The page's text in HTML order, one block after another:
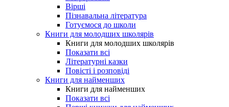
Вірші
Пізнавальна література
Готуємося до школи
Книги для молодших школярів
Книги для молодших школярів
Показати всі
Літературні казки
Повісті і розповіді
Книги для найменших
Книги для найменших
Показати всі